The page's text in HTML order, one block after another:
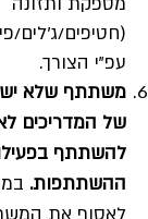
(חטיפים/ג'לים/
עפ"י הצורך.
משתתף שלא
של המדריכים
להשתתף
ההשתתפות.